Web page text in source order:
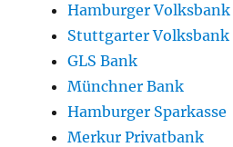
Hamburger Volksbank
Stuttgarter Volksbank
GLS Bank
Münchner Bank
Hamburger Sparkasse
Merkur Privatbank